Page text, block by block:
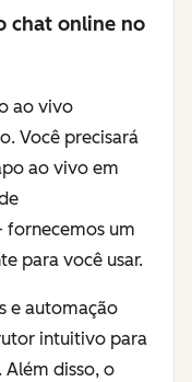
chat online no
ao vivo
Você precisará
ao vivo em
fornecemos um
para você usar.
e automação
intuitivo para
disso, o